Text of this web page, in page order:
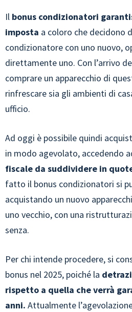
Il bonus condizionatori
imposta a coloro che decidono
condizionatore con uno nuovo,
direttamente uno. Con l’arrivo
comprare un apparecchio di
rinfrescare sia gli ambienti di
ufficio.
Ad oggi è possibile quindi
in modo agevolato, accedendo
fiscale da suddividere in
fatto il bonus condizionatori si
acquistando un nuovo
uno vecchio, con una
senza.
Per chi intende procedere, si
bonus nel 2025, poiché la
rispetto a quella che verrà
anni. Attualmente